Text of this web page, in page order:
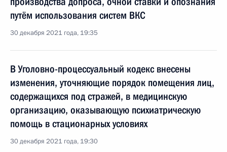
путём использования систем ВКС
30 декабря 2021 года, 19:35
В Уголовно-процессуальный кодекс внесены
изменения, уточняющие порядок помещения лиц,
содержащихся под стражей, в медицинскую
организацию, оказывающую психиатрическую
помощь в стационарных условиях
30 декабря 2021 года, 19:30